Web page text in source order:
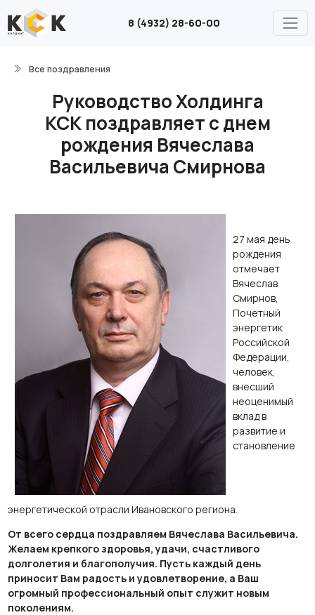
8 (4932) 28-60-00
Все поздравления
Руководство Холдинга
КСК поздравляет с днем
рождения Вячеслава
Васильевича Смирнова
27 мая день
рождения
отмечает
Вячеслав
Смирнов,
Почетный
энергетик
Российской
Федерации,
человек,
внесший
неоценимый
вклад в
развитие и
становление
энергетической отрасли Ивановского региона.
От всего сердца поздравляем Вячеслава Васильевича.
Желаем крепкого здоровья, удачи, счастливого
долголетия и благополучия. Пусть каждый день
приносит Вам радость и удовлетворение, а Ваш
огромный профессиональный опыт служит новым
поколениям.